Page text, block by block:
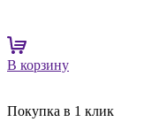
В корзину
Покупка в 1 клик